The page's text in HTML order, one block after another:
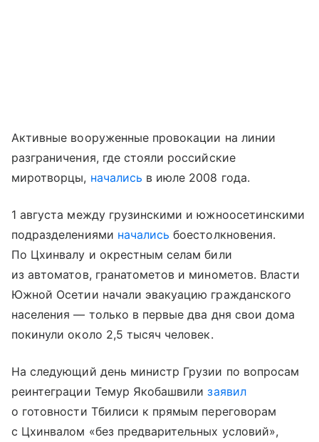
Активные вооруженные провокации на линии
разграничения, где стояли российские
миротворцы, начались в июле 2008 года.
1 августа между грузинскими и южноосетинскими
подразделениями начались боестолкновения.
По Цхинвалу и окрестным селам били
из автоматов, гранатометов и минометов. Власти
Южной Осетии начали эвакуацию гражданского
населения — только в первые два дня свои дома
покинули около 2,5 тысяч человек.
На следующий день министр Грузии по вопросам
реинтеграции Темур Якобашвилизаявил
о готовности Тбилиси к прямым переговорам
с Цхинвалом «без предварительных условий»,